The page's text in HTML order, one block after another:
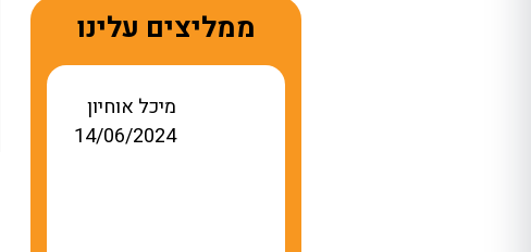
ממליצים עלינו
מיכל אוחיון
14/06/2024